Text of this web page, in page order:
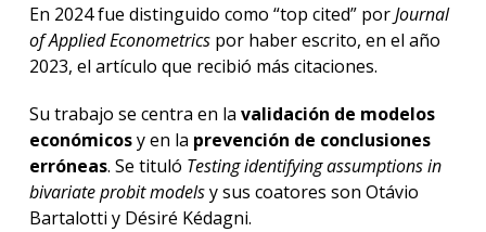
En 2024 fue distinguido como “top cited” porJournal
of Applied Econometricspor haber escrito, en el año
2023, el artículo que recibió más citaciones.
Su trabajo se centra en la validación de modelos
económicosy en la prevención de conclusiones
erróneas. Se tituló Testing identifying assumptions in
bivariate probit modelsy sus coatores son Otávio
Bartalotti y Désiré Kédagni.